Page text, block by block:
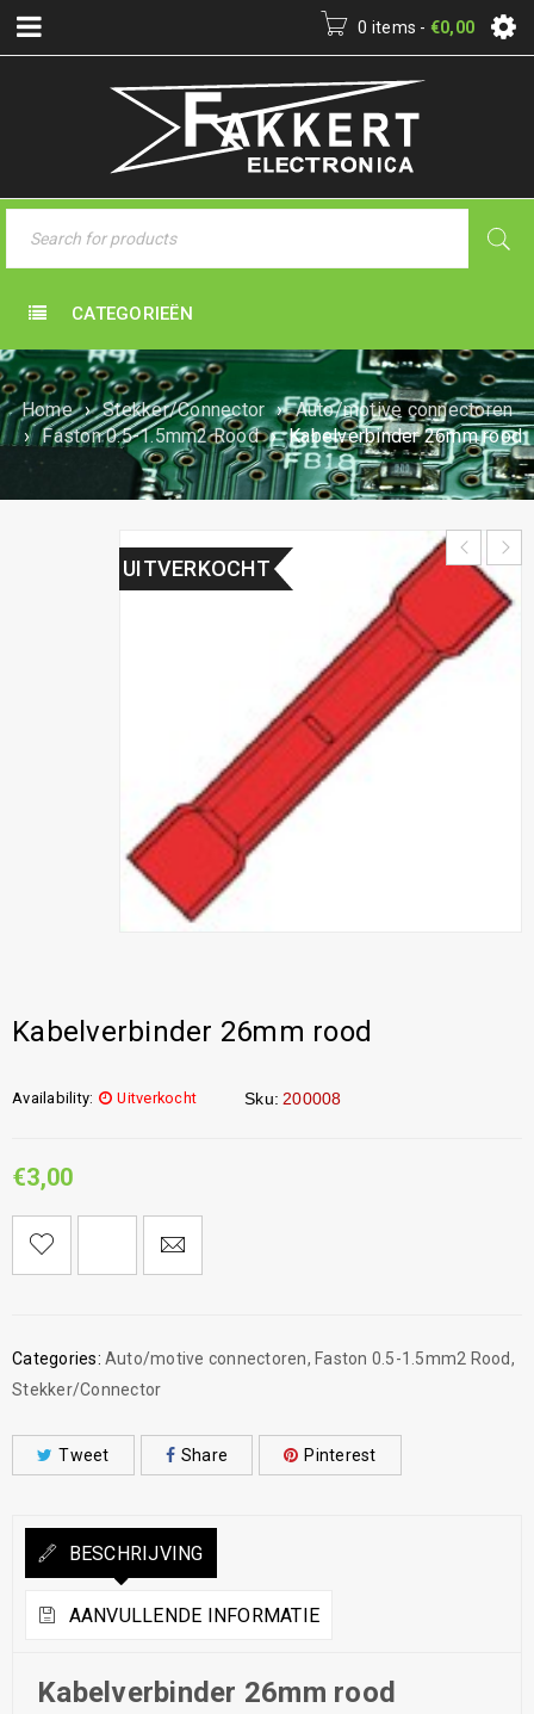
0 items - €0,00
CATEGORIEËN
Home › Stekker/Connector › Auto/motive connectoren
› Faston 0.5-1.5mm2 Rood › Kabelverbinder 26mm rood
UITVERKOCHT
Kabelverbinder 26mm rood
Availability: Uitverkocht Sku: 200008
€3,00
Categories: Auto/motive connectoren, Faston 0.5-1.5mm2 Rood,
Stekker/Connector
Tweet Share Pinterest
BESCHRIJVING
AANVULLENDE INFORMATIE
Kabelverbinder 26mm rood